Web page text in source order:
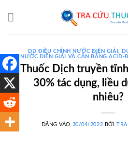
DD ĐIỀU CHỈNH NƯỚC ĐIỆN GIẢI
NƯỚC ĐIỆN GIẢI VÀ CÂN BẰNG ACID-
Thuốc Dịch truyền
30% tác dụng, liều
nhiêu?
ĐĂNG VÀO 30/04/2022 BỞI